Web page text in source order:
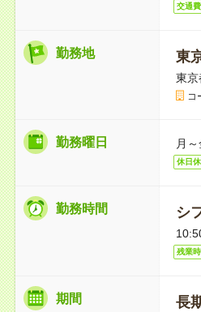
交通費
勤務地 東
東
コ
勤務曜日 月
休日
勤務時間 シ
残業
期間 長